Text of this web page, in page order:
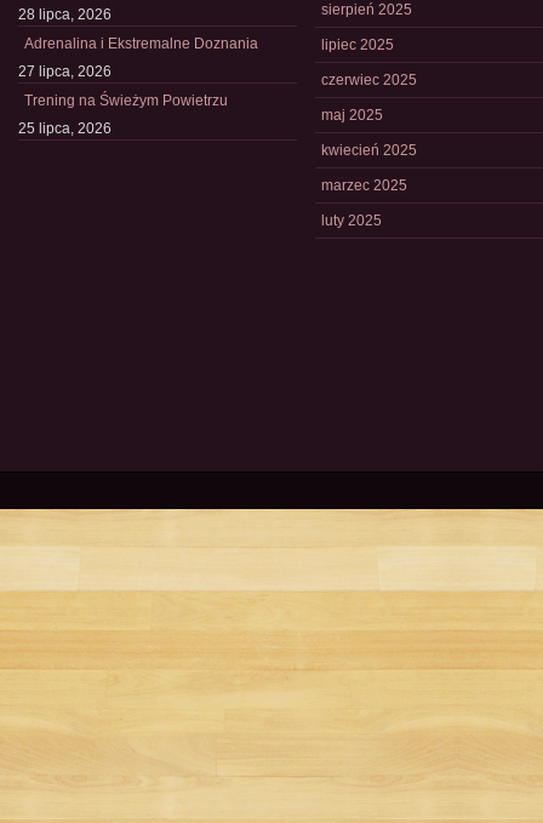
28 lipca, 2026
Adrenalina i Ekstremalne Doznania
27 lipca, 2026
Trening na Świeżym Powietrzu
25 lipca, 2026
sierpień 2025
lipiec 2025
czerwiec 2025
maj 2025
kwiecień 2025
marzec 2025
luty 2025